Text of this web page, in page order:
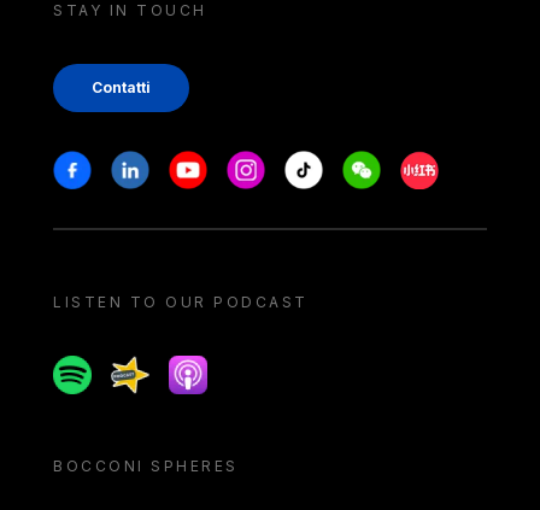
STAY IN TOUCH
Contatti
Stay in touch
FacebookLinkedinYoutubeInstagram
Tiktok WeechatXiaohongshu/
LISTEN TO OUR PODCAST
SpotifySpreakerApple podcast
BOCCONI SPHERES